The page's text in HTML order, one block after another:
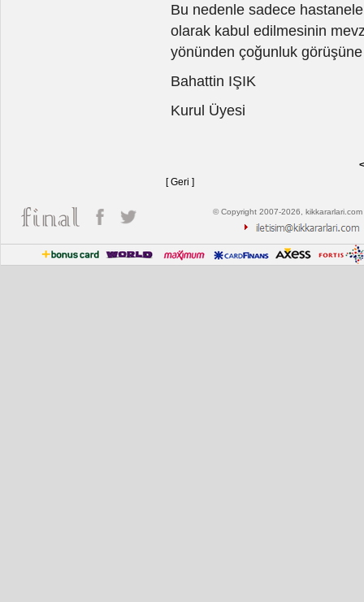
Bu nedenle sadece
olarak kabul edilmesinin
yönünden çoğunluk görüşüne
Bahattin IŞIK
Kurul Üyesi
[ Geri ]
© Copyright 2007-2026,